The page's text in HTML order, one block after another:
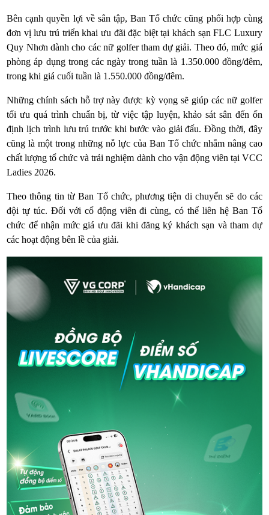
Bên cạnh quyền lợi về sân tập, Ban Tổ chức cũng phối hợp cùng
đơn vị lưu trú triển khai ưu đãi đặc biệt tại khách sạn FLC Luxury
Quy Nhơn dành cho các nữ golfer tham dự giải. Theo đó, mức giá
phòng áp dụng trong các ngày trong tuần là 1.350.000 đồng/đêm,
trong khi giá cuối tuần là 1.550.000 đồng/đêm.
Những chính sách hỗ trợ này được kỳ vọng sẽ giúp các nữ golfer
tối ưu quá trình chuẩn bị, từ việc tập luyện, khảo sát sân đến ổn
định lịch trình lưu trú trước khi bước vào giải đấu. Đồng thời, đây
cũng là một trong những nỗ lực của Ban Tổ chức nhằm nâng cao
chất lượng tổ chức và trải nghiệm dành cho vận động viên tại VCC
Ladies 2026.
Theo thông tin từ Ban Tổ chức, phương tiện di chuyển sẽ do các
đội tự túc. Đối với cổ động viên đi cùng, có thể liên hệ Ban Tổ
chức để nhận mức giá ưu đãi khi đăng ký khách sạn và tham dự
các hoạt động bên lề của giải.